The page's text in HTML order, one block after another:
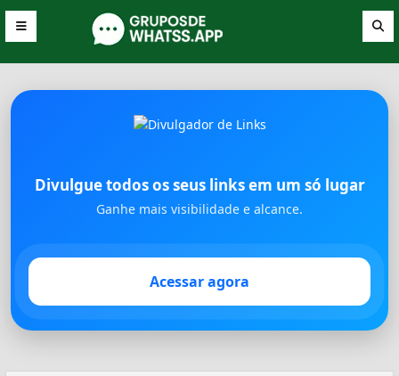
Divulgue todos os seus links em um só lugar
Ganhe mais visibilidade e alcance.
Acessar agora